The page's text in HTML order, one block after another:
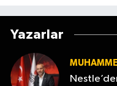
Yazarlar